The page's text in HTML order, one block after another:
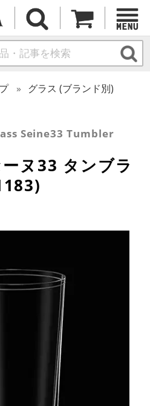
グラス (ブランド別)
Seine33 Tumbler
ヌ33 タンブラ